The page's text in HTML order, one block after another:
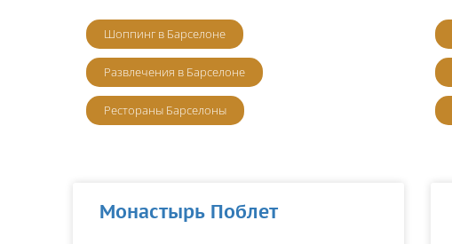
Шоппинг в Барселоне
Развлечения в Барселоне
Рестораны Барселоны
Монастырь Поблет